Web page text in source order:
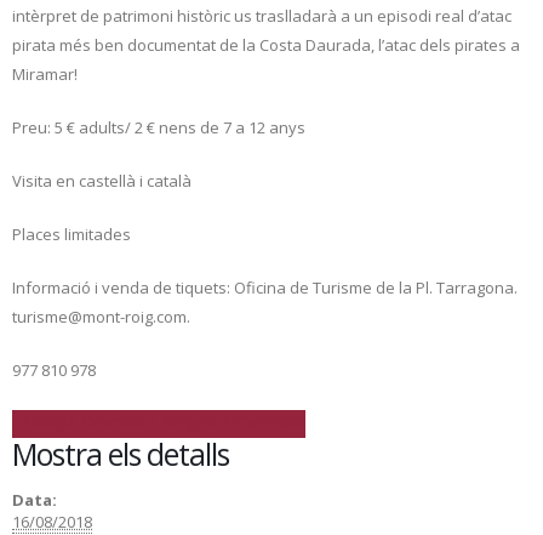
intèrpret de patrimoni històric us traslladarà a un episodi real d’atac
pirata més ben documentat de la Costa Daurada, l’atac dels pirates a
Miramar!
Preu: 5 € adults/ 2 € nens de 7 a 12 anys
Visita en castellà i català
Places limitades
Informació i venda de tiquets: Oficina de Turisme de la Pl. Tarragona.
turisme@mont-roig.com.
977 810 978
Mostra els detalls
Data:
16/08/2018